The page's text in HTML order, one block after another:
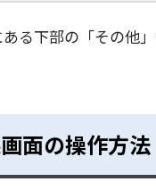
る下部の「その他
面の操作方法